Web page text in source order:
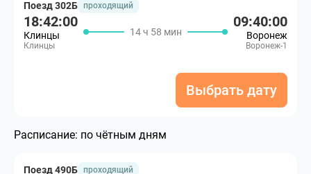
Поезд 302Б проходящий
18:42:00
Клинцы
Клинцы
14 ч 58 мин
09:40:00
Воронеж
Воронеж-1
Выбрать дату
Расписание: по чётным дням
Поезд 490Б проходящий